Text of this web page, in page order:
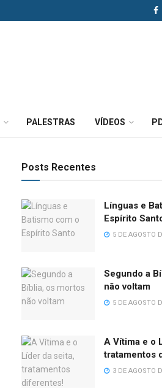
PALESTRAS VÍDEOS
Posts Recentes
Línguas e
Espírito
5 DE AGOSTO
Segundo a
não voltam
5 DE AGOSTO
A Vítima e o
tratamentos
3 DE AGOSTO